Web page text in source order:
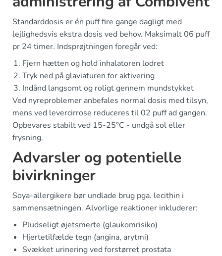
Standarddosis er én puff fire gange dagligt med
lejlighedsvis ekstra dosis ved behov. Maksimalt 06 puff
pr 24 timer. Indsprøjtningen foregår ved:
Fjern hætten og hold inhalatoren lodret
Tryk ned på glaviaturen for aktivering
Indånd langsomt og roligt gennem mundstykket
Ved nyreproblemer anbefales normal dosis med tilsyn,
mens ved levercirrose reduceres til 02 puff ad gangen.
Opbevares stabilt ved 15-25°C - undgå sol eller
frysning.
Advarsler og potentielle
bivirkninger
Soya-allergikere bør undlade brug pga. lecithin i
sammensætningen. Alvorlige reaktioner inkluderer:
Pludseligt øjetsmerte (glaukomrisiko)
Hjertetilfælde tegn (angina, arytmi)
Svækket urinering ved forstørret prostata